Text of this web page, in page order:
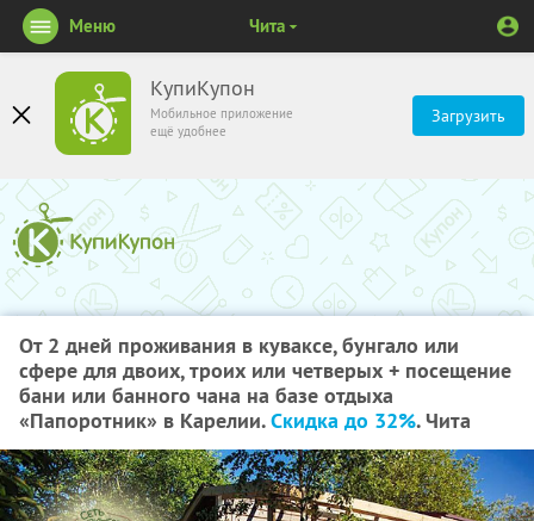
КупиКупон
Мобильное приложение
ещё удобнее
Загрузить
Меню Чита
От 2 дней проживания в куваксе, бунгало или
сфере для двоих, троих или четверых + посещение
бани или банного чана на базе отдыха
«Папоротник» в Карелии.Скидка до 32%. Чита